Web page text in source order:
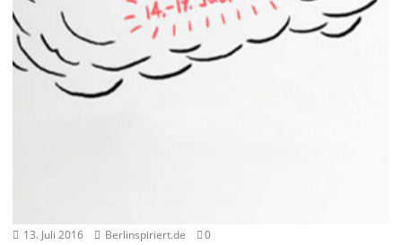
13. Juli 2016 Berlinspiriert.de 0